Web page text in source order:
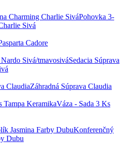
Pohovka 3-
Sivá
Cadore
Sedacia Súprava
Záhradná Súprava Claudia
Váza - Sada 3 Ks
Konferenčný
Dubu